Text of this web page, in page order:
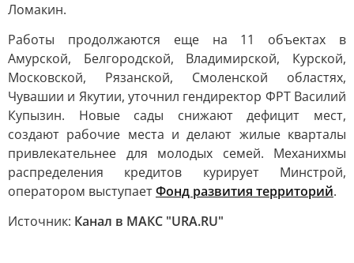
Ломакин.
Работы продолжаются еще на 11 объектах в
Амурской, Белгородской, Владимирской, Курской,
Московской, Рязанской, Смоленской областях,
Чувашии и Якутии, уточнил гендиректор ФРТ Василий
Купызин. Новые сады снижают дефицит мест,
создают рабочие места и делают жилые кварталы
привлекательнее для молодых семей. Механихмы
распределения кредитов курирует Минстрой,
оператором выступаетФонд развития территорий.
Источник: Канал в МАКС "URA.RU"